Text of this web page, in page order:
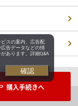
購入手続きへ
スの案内、広告配
告データなどの情
あります。詳細Q&A
確認